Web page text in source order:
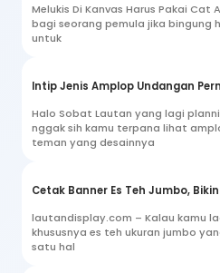
Melukis Di Kanvas Harus Pakai
bagi seorang pemula jika bingung
untuk
Intip Jenis Amplop Undangan
Halo Sobat Lautan yang lagi
nggak sih kamu terpana lihat
teman yang desainnya
Cetak Banner Es Teh Jumbo,
lautandisplay.com – Kalau kamu
khususnya es teh ukuran jumbo
satu hal